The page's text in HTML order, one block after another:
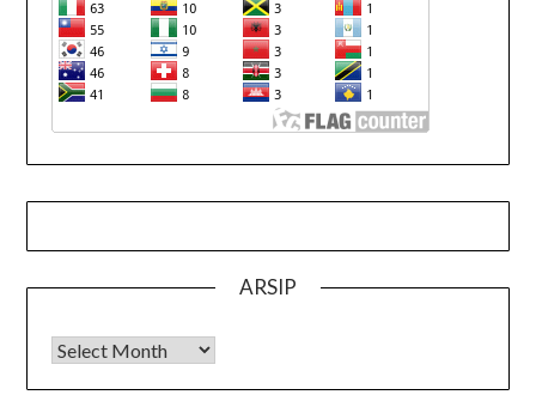
ARSIP
Arsip